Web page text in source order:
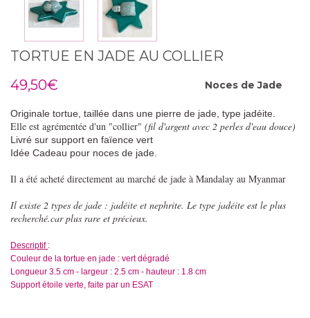
TORTUE EN JADE AU COLLIER
49,50€
Noces deJade
Originale tortue, taillée dans une pierre de jade, type jadéite.
Elle est agrémentée d'un "collier" (fil d'argent avec 2 perles d'eau douce)
Livré sur support en faïence vert
Idée Cadeau pour noces de jade.
Il a été acheté directement au marché de jade à Mandalay au Myanmar
Il existe 2 types de jade : jadéite et nephrite. Le type jadéite est le plus
recherché.car plus rare et précieux.
Descriptif :
Couleur de la tortue en jade : vert dégradé
Longueur 3.5 cm - largeur : 2.5 cm - hauteur : 1.8 cm
Support étoile verte, faite par un ESAT